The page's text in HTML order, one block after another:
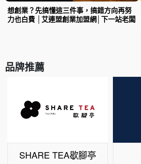
想創業？先搞懂這三件事，搞錯方向再努
力也白費 │艾連盟創業加盟網│下一站老闆
品牌推薦
SHARE TEA歇腳亭